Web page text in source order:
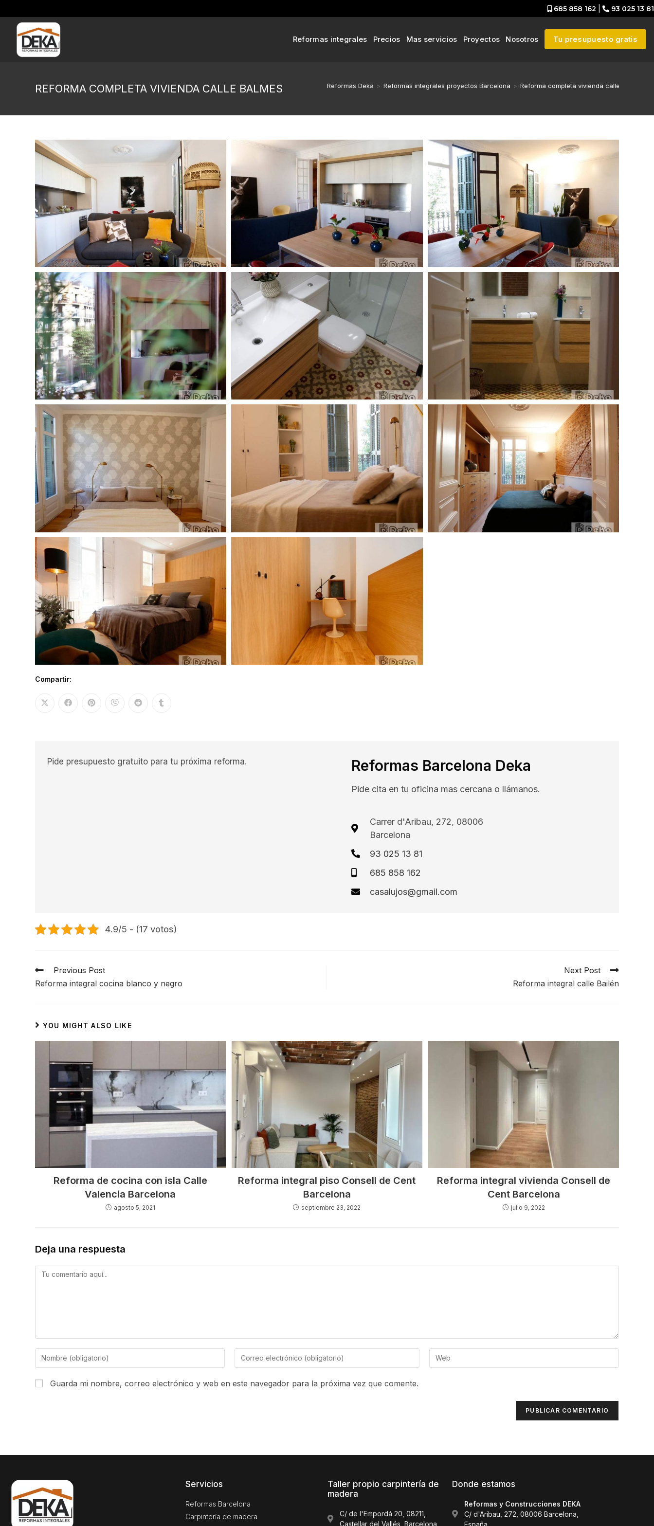
685 858 162 93 025 13 81
Reformas integrales Precios Mas servicios Proyectos Nosotros Tu presupuesto gratis
REFORMA COMPLETA VIVIENDA CALLE BALMES Reformas Deka > Reformas integrales proyectos Barcelona > Reforma completa vivienda calle Balmes
Compartir:
Pide presupuesto gratuito para tu próxima reforma. Reformas Barcelona Deka
Pide cita en tu oficina mas cercana o llámanos.
Carrer d'Aribau, 272, 08006
Barcelona
93 025 13 81
685 858 162
casalujos@gmail.com
4.9/5 - (17 votos)
Previous Post
Reforma integral cocina blanco y negro
Next Post
Reforma integral calle Bailén
YOU MIGHT ALSO LIKE
Reforma de cocina con isla Calle
Valencia Barcelona
agosto 5, 2021
Reforma integral piso Consell de Cent
Barcelona
septiembre 23, 2022
Reforma integral vivienda Consell de
Cent Barcelona
julio 9, 2022
Deja una respuesta
Guarda mi nombre, correo electrónico y web en este navegador para la próxima vez que comente.
Servicios
Reformas Barcelona
Carpintería de madera
Taller propio carpintería de
madera
C/ de l'Empordá 20, 08211,
Castellar del Vallés, Barcelona
Donde estamos
Reformas y Construcciones DEKA
C/ d'Aribau, 272, 08006 Barcelona,
España